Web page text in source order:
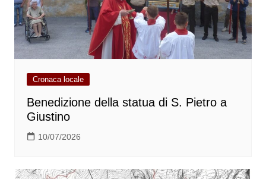
Cronaca locale
Benedizione della statua di S. Pietro a
Giustino
10/07/2026